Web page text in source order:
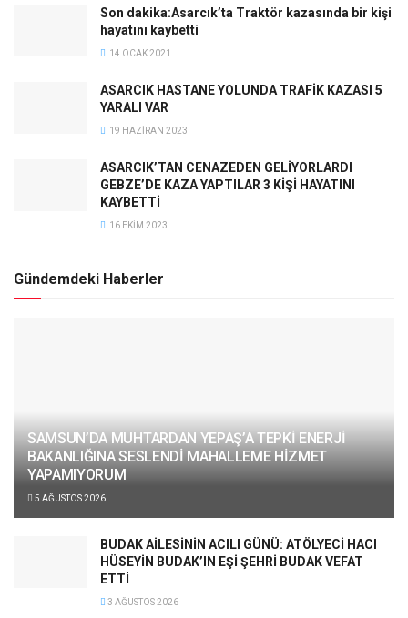
Son dakika:Asarcık’ta Traktör kazasında bir kişi
hayatını kaybetti
14 OCAK 2021
ASARCIK HASTANE YOLUNDA TRAFİK KAZASI 5
YARALI VAR
19 HAZIRAN 2023
ASARCIK’TAN CENAZEDEN GELİYORLARDI
GEBZE’DE KAZA YAPTILAR 3 KİŞİ HAYATINI
KAYBETTİ
16 EKIM 2023
Gündemdeki Haberler
SAMSUN’DA MUHTARDAN YEPAŞ’A TEPKİ ENERJİ
BAKANLIĞINA SESLENDİ MAHALLEME HİZMET
YAPAMIYORUM
5 AĞUSTOS 2026
BUDAK AİLESİNİN ACILI GÜNÜ: ATÖLYECİ HACI
HÜSEYİN BUDAK’IN EŞİ ŞEHRİ BUDAK VEFAT
ETTİ
3 AĞUSTOS 2026